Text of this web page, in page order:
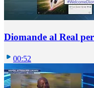
Diomande al Real
00:52